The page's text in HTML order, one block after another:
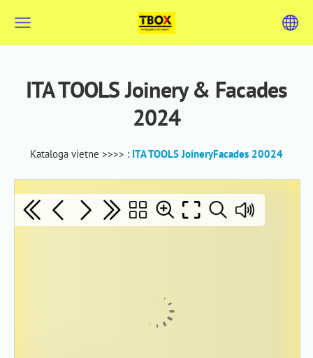
ITA TOOLS Joinery & Facades
2024
Kataloga vietne >>>> : ITA TOOLS JoineryFacades 20024